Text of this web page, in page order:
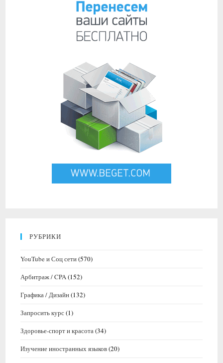
РУБРИКИ
YouTube и Соц сети(570)
Арбитраж / CPA(152)
Графика / Дизайн(132)
Запросить курс(1)
Здоровье-спорт и красота(34)
Изучение иностранных языков(20)